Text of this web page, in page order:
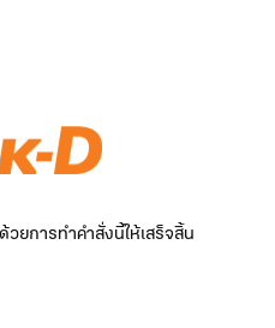
ยการทำคำสั่งนี้ให้เสร็จสิ้น